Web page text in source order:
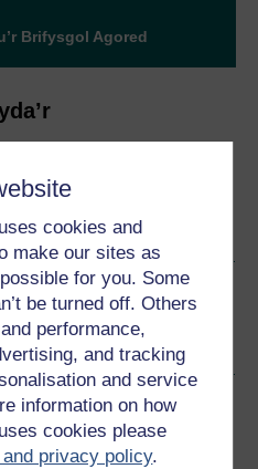
cookies and
make our sites as
for you. Some
be turned off. Others
performance,
and tracking
and service
information on how
cookies please
privacy policy.
Open
History and
politics:
in
world
Brifysgol Agored